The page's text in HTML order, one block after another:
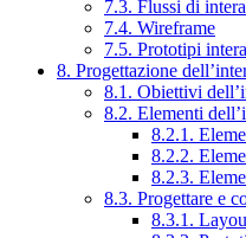
7.3. Flussi di
7.4. Wireframe
7.5. Prototipi
8. Progettazione
8.1. Obiettivi
8.2. Elementi
8.2.1.
8.2.2.
8.2.3.
8.3. Progettare e
8.3.1.